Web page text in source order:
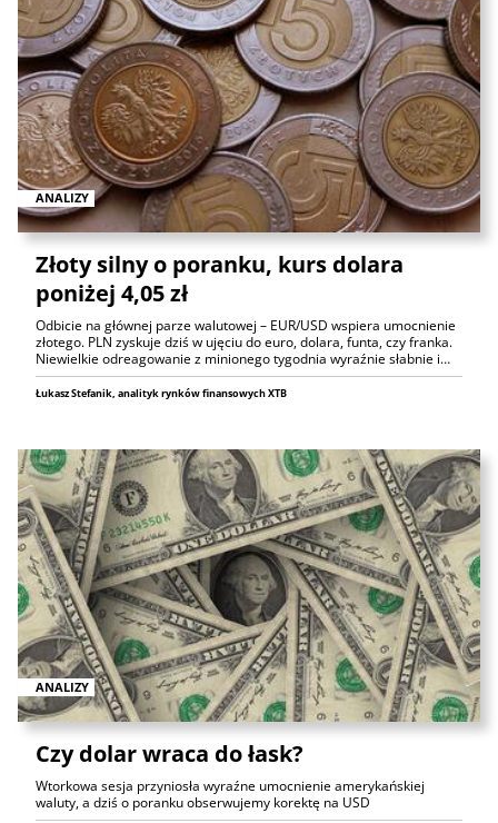
ANALIZY
Złoty silny o poranku, kurs dolara
poniżej 4,05 zł
Odbicie na głównej parze walutowej – EUR/USD wspiera umocnienie
złotego. PLN zyskuje dziś w ujęciu do euro, dolara, funta, czy franka.
Niewielkie odreagowanie z minionego tygodnia wyraźnie słabnie i…
Łukasz Stefanik, analityk rynków finansowych XTB
ANALIZY
Czy dolar wraca do łask?
Wtorkowa sesja przyniosła wyraźne umocnienie amerykańskiej
waluty, a dziś o poranku obserwujemy korektę na USD